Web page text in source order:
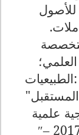
للأصول
.
الطبيعيات
علمية
–
″